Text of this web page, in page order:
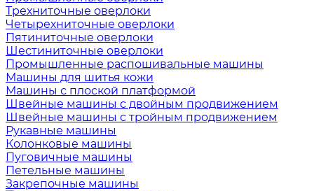
Трехниточные оверлоки
Четырехниточные оверлоки
Пятиниточные оверлоки
Шестиниточные оверлоки
Промышленные распошивальные машины
Машины для шитья кожи
Машины с плоской платформой
Швейные машины с двойным продвижением
Швейные машины с тройным продвижением
Рукавные машины
Колонковые машины
Пуговичные машины
Петельные машины
Закрепочные машины